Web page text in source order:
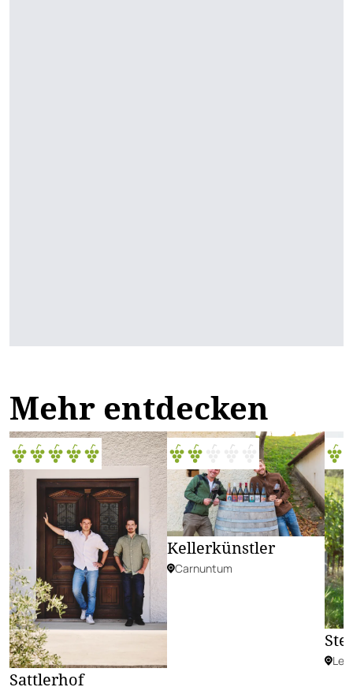
Mehr entdecken
Sattlerhof
Kellerkünstler
Carnuntum